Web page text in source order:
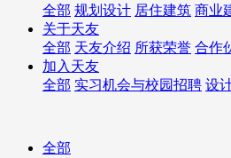
全部 规划设计 居住建筑 商业
关于天友
全部 天友介绍 所获荣誉 合作
加入天友
全部 实习机会与校园招聘 设
全部